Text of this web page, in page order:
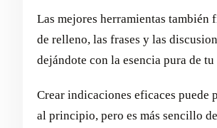
Las mejores herramientas también
de relleno, las frases y las
dejándote con la esencia pura de
Crear indicaciones eficaces puede
al principio, pero es más sencillo